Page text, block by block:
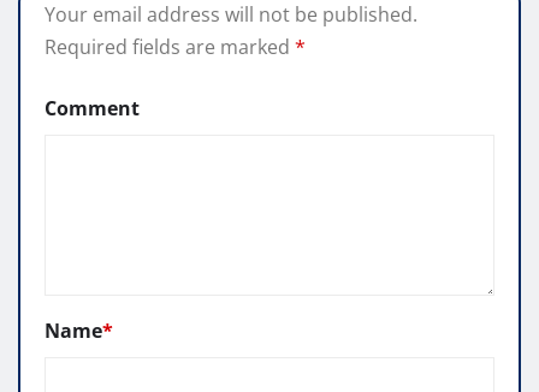
Your email address will not be published.
Required fields are marked *
Comment
Name*